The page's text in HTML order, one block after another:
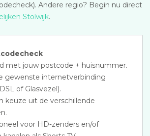
Andere regio? Begin nu direct
Stolwijk.
met jouw postcode + huisnummer.
gewenste internetverbinding
of Glasvezel).
keuze uit de verschillende
voor HD-zenders en/of